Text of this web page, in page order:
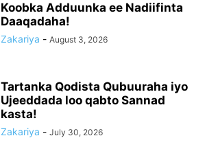
Koobka Adduunka ee Nadiifinta
Daaqadaha!
Zakariya - August 3, 2026
Tartanka Qodista Qubuuraha iyo
Ujeeddada loo qabto Sannad
kasta!
Zakariya - July 30, 2026